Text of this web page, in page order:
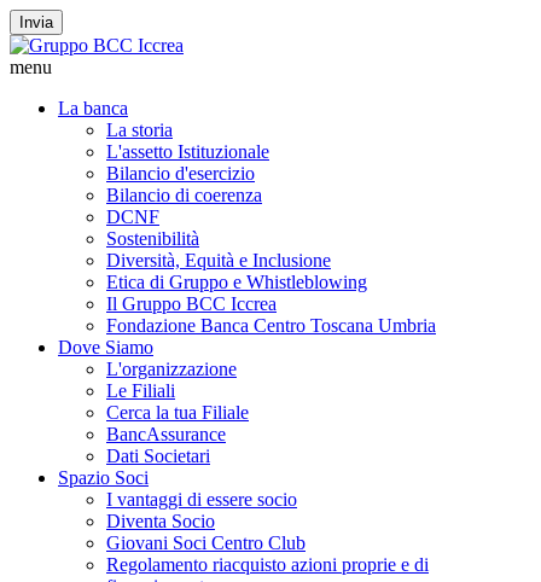
Invia
menu
La banca
La storia
L'assetto Istituzionale
Bilancio d'esercizio
Bilancio di coerenza
DCNF
Sostenibilità
Diversità, Equità e Inclusione
Etica di Gruppo e Whistleblowing
Il Gruppo BCC Iccrea
Fondazione Banca Centro Toscana Umbria
Dove Siamo
L'organizzazione
Le Filiali
Cerca la tua Filiale
BancAssurance
Dati Societari
Spazio Soci
I vantaggi di essere socio
Diventa Socio
Giovani Soci Centro Club
Regolamento riacquisto azioni proprie e di